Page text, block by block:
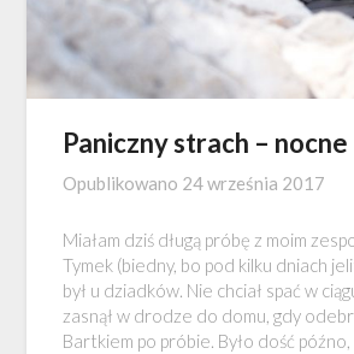
Paniczny strach – nocne
Opublikowano 24 września 2017
Miałam dziś długą próbę z moim
Tymek (biedny, bo pod kilku dniach
był u dziadków. Nie chciał spać w
zasnął w drodze do domu, gdy
Bartkiem po próbie. Było dość